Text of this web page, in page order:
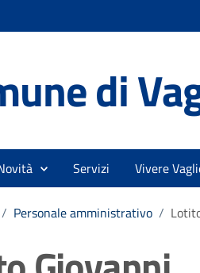
di
Servizi Vivere
/ Personale amministrativo /